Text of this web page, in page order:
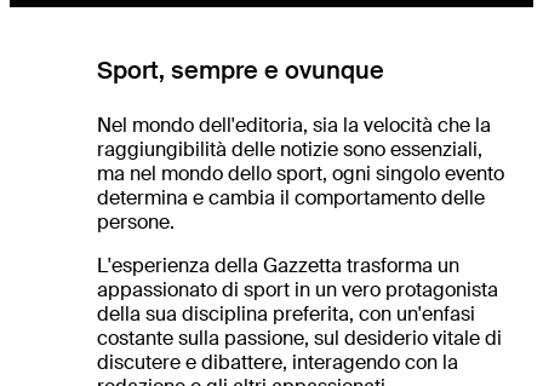
Sport, sempre e ovunque
Nel mondo dell'editoria, sia la velocità che la
raggiungibilità delle notizie sono essenziali,
ma nel mondo dello sport, ogni singolo evento
determina e cambia il comportamento delle
persone.
L'esperienza della Gazzetta trasforma un
appassionato di sport in un vero protagonista
della sua disciplina preferita, con un'enfasi
costante sulla passione, sul desiderio vitale di
discutere e dibattere, interagendo con la